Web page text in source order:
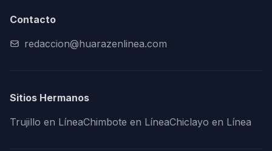
Contacto
redaccion@huarazenlinea.com
Sitios Hermanos
Trujillo en LíneaChimbote en LíneaChiclayo en Línea